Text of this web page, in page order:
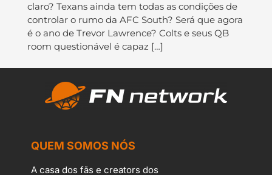
claro? Texans ainda tem todas as condições de
controlar o rumo da AFC South? Será que agora
é o ano de Trevor Lawrence? Colts e seus QB
room questionável é capaz […]
QUEM SOMOS NÓS
A casa dos fãs e creators dos